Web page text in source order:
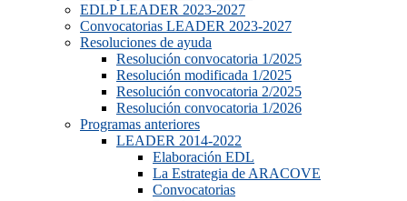
EDLP LEADER 2023-2027
Convocatorias LEADER 2023-2027
Resoluciones de ayuda
Resolución convocatoria 1/2025
Resolución modificada 1/2025
Resolución convocatoria 2/2025
Resolución convocatoria 1/2026
Programas anteriores
LEADER 2014-2022
Elaboración EDL
La Estrategia de ARACOVE
Convocatorias